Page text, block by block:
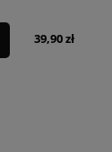
39,90 zł